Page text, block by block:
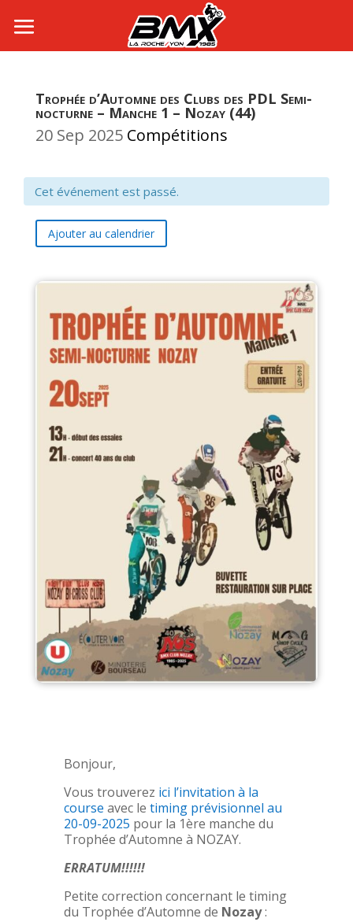
Trophée d’Automne des Clubs des PDL Semi-
nocturne – Manche 1 – Nozay (44)
20 Sep 2025 Compétitions
Cet événement est passé.
Ajouter au calendrier
Bonjour,
Vous trouverez ici l’invitation à la
course avec le timing prévisionnel au
20-09-2025 pour la 1ère manche du
Trophée d’Automne à NOZAY.
ERRATUM!!!!!!
Petite correction concernant le timing
du Trophée d’Automne de Nozay: